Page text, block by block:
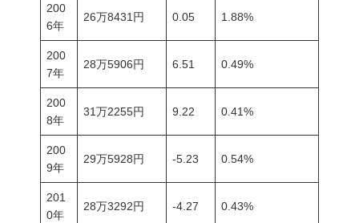
200
6年
26万8431円 0.05 1.88%
200
7年
28万5906円 6.51 0.49%
200
8年
​​31万2255円 9.22 0.41%
200
9年
29万5928円 -5.23 0.54%
201
0年
28万3292円 -4.27 0.43%